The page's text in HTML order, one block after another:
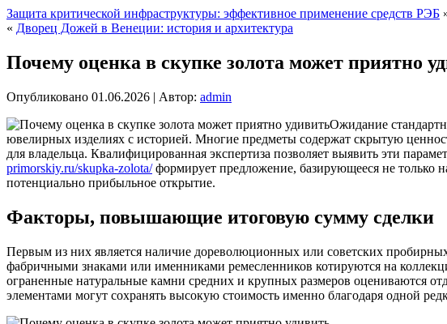
Защита критической инфраструктуры: эффективное применение средств РЭБ
« Дворец Дожей в Венеции: история и архитектура
Почему оценка в скупке золота может приятно
Опубликовано 01.06.2026 | Автор: admin
Ожидание
ювелирных изделиях с историей. Многие предметы содержат скрытую
для владельца. Квалифицированная экспертиза позволяет выявить эти
primorskiy.ru/skupka-zolota/формирует предложение, базирующееся не только
потенциально прибыльное открытие.
Факторы, повышающие итоговую сумму сделки
Первым из них является наличие дореволюционных или советских
фабричными знаками или именниками ремесленников котируются на
ограненные натуральные камни средних и крупных размеров оцениваются
элементами могут сохранять высокую стоимость именно благодаря одной